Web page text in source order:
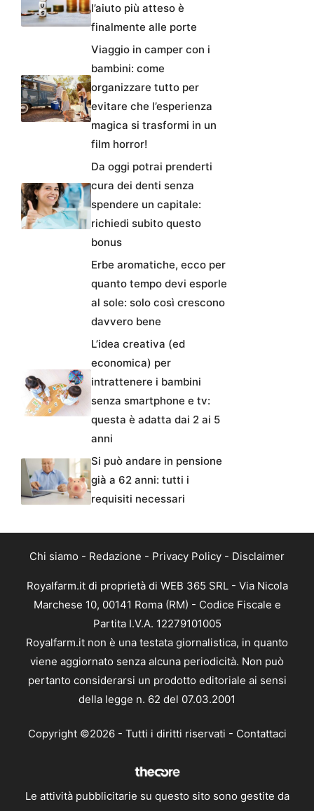
l’aiuto più atteso è
finalmente alle porte
Viaggio in camper con i
bambini: come
organizzare tutto per
evitare che l’esperienza
magica si trasformi in un
film horror!
Da oggi potrai prenderti
cura dei denti senza
spendere un capitale:
richiedi subito questo
bonus
Erbe aromatiche, ecco per
quanto tempo devi esporle
al sole: solo così crescono
davvero bene
L’idea creativa (ed
economica) per
intrattenere i bambini
senza smartphone e tv:
questa è adatta dai 2 ai 5
anni
Si può andare in pensione
già a 62 anni: tutti i
requisiti necessari
Chi siamo - Redazione - Privacy Policy - Disclaimer
Royalfarm.it di proprietà di WEB 365 SRL - Via Nicola
Marchese 10, 00141 Roma (RM) - Codice Fiscale e
Partita I.V.A. 12279101005
Royalfarm.it non è una testata giornalistica, in quanto
viene aggiornato senza alcuna periodicità. Non può
pertanto considerarsi un prodotto editoriale ai sensi
della legge n. 62 del 07.03.2001
Copyright ©2026 - Tutti i diritti riservati - Contattaci
Le attività pubblicitarie su questo sito sono gestite da